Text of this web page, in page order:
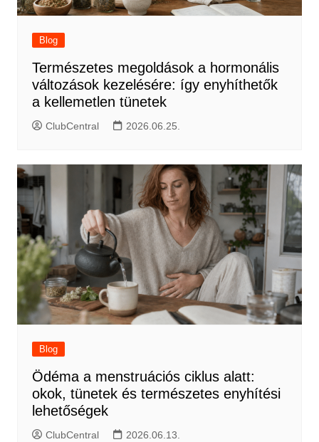
Blog
Természetes megoldások a hormonális
változások kezelésére: így enyhíthetők
a kellemetlen tünetek
ClubCentral 2026.06.25.
Blog
Ödéma a menstruációs ciklus alatt:
okok, tünetek és természetes enyhítési
lehetőségek
ClubCentral 2026.06.13.